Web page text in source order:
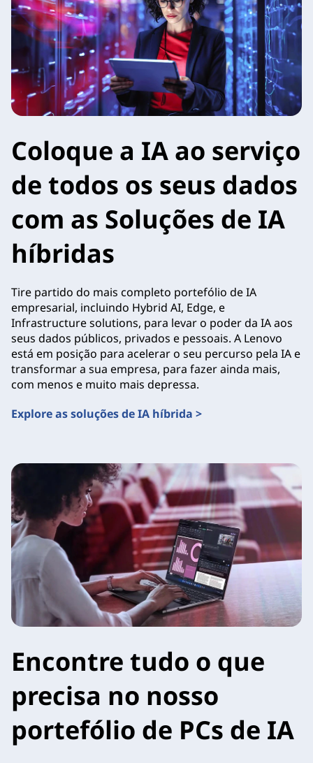
Coloque a IA ao serviço
de todos os seus dados
com as Soluções de IA
híbridas
Tire partido do mais completo portefólio de IA
empresarial, incluindo Hybrid AI, Edge, e
Infrastructure solutions, para levar o poder da IA aos
seus dados públicos, privados e pessoais. A Lenovo
está em posição para acelerar o seu percurso pela IA e
transformar a sua empresa, para fazer ainda mais,
com menos e muito mais depressa.
Explore as soluções de IA híbrida >
Encontre tudo o que
precisa no nosso
portefólio de PCs de IA